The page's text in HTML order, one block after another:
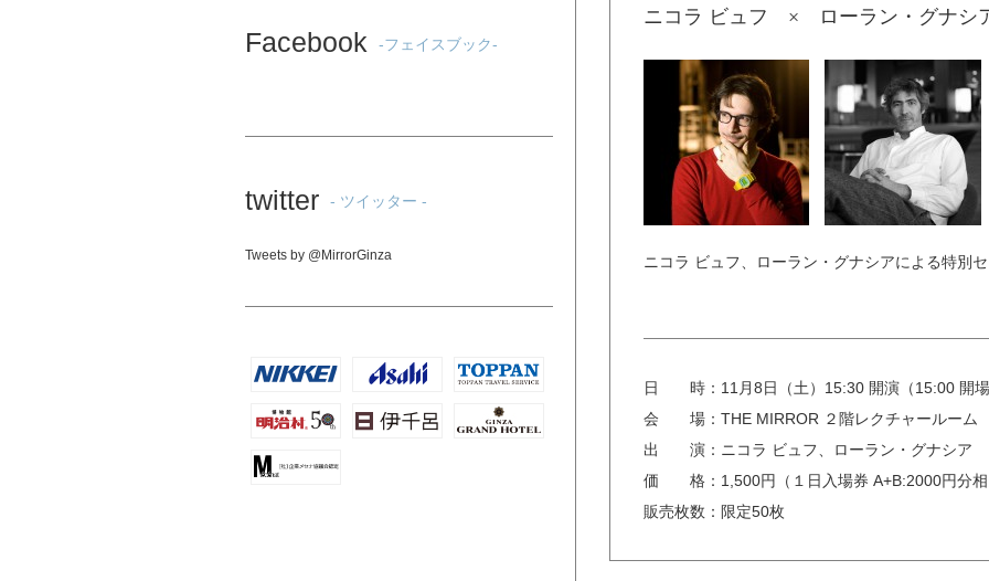
Facebook -フェイスブック-
twitter - ツイッター -
Tweets by @MirrorGinza
ニコラ ビュフ × ローラン・グナシ
ニコラ ビュフ、ローラン・グナシアによる特別セ
日 時： 11月8日（土）15:30 開演（15:00 開場
会 場： THE MIRROR ２階レクチャールーム
出 演： ニコラ ビュフ、ローラン・グナシア
価 格： 1,500円（１日入場券 A+B:2000円分相
販売枚数： 限定50枚